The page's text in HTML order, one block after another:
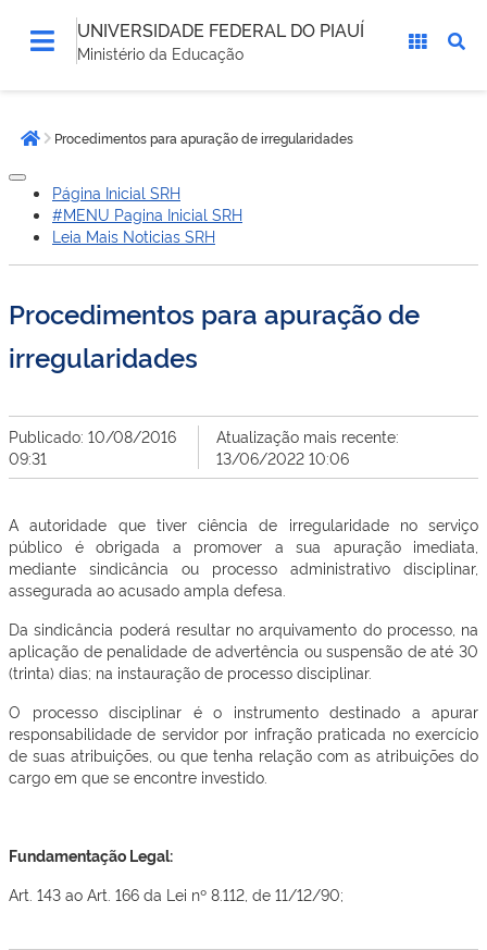
UNIVERSIDADE FEDERAL DO PIAUÍ
Ministério da Educação
estáPágina inicial
Procedimentos para apuração de irregularidades
Página Inicial SRH
#MENU Pagina Inicial SRH
Leia Mais Noticias SRH
Procedimentos para apuração de
irregularidades
Publicado: 10/08/2016
09:31
Atualização mais recente:
13/06/2022 10:06
A autoridade que tiver ciência de irregularidade no serviço
público é obrigada a promover a sua apuração imediata,
mediante sindicância ou processo administrativo disciplinar,
assegurada ao acusado ampla defesa.
Da sindicância poderá resultar no arquivamento do processo, na
aplicação de penalidade de advertência ou suspensão de até 30
(trinta) dias; na instauração de processo disciplinar.
O processo disciplinar é o instrumento destinado a apurar
responsabilidade de servidor por infração praticada no exercício
de suas atribuições, ou que tenha relação com as atribuições do
cargo em que se encontre investido.
Fundamentação Legal:
Art. 143 ao Art. 166 da Lei nº 8.112, de 11/12/90;